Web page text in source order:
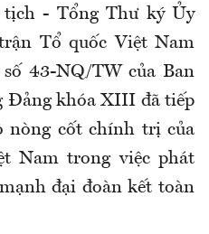
tịch - Tổng Thư ký Ủy
Tổ quốc Việt Nam
43-NQ/TW của Ban
Đảng khóa XIII đã tiếp
nòng cốt chính trị của
Nam trong việc phát
đại đoàn kết toàn